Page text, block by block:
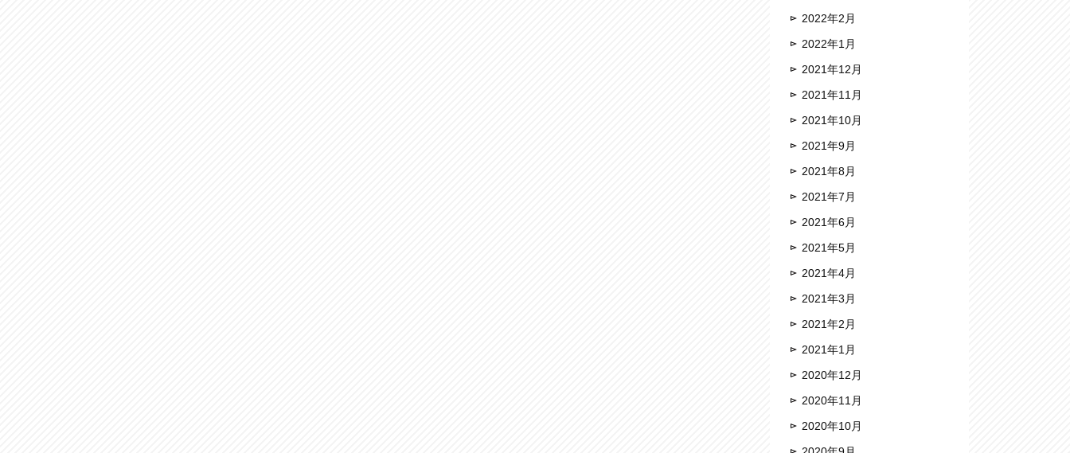
2022年2月
2022年1月
2021年12月
2021年11月
2021年10月
2021年9月
2021年8月
2021年7月
2021年6月
2021年5月
2021年4月
2021年3月
2021年2月
2021年1月
2020年12月
2020年11月
2020年10月